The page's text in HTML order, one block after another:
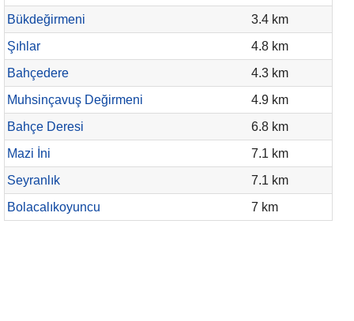
Bükdeğirmeni
3.4 km
Şıhlar
4.8 km
Bahçedere
4.3 km
Muhsinçavuş Değirmeni
4.9 km
Bahçe Deresi
6.8 km
Mazi İni
7.1 km
Seyranlık
7.1 km
Bolacalıkoyuncu
7 km